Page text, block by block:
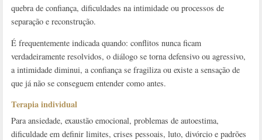
quebra de confiança, dificuldades na intimidade ou processos de
separação e reconstrução.
É frequentemente indicada quando: conflitos nunca ficam
verdadeiramente resolvidos, o diálogo se torna defensivo ou agressivo,
a intimidade diminui, a confiança se fragiliza ou existe a sensação de
que já não se conseguem entender como antes.
Terapia individual
Para ansiedade, exaustão emocional, problemas de autoestima,
dificuldade em definir limites, crises pessoais, luto, divórcio e padrões